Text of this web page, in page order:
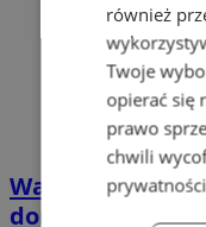
Wakacyjny
domkach
również
Twoje
opierać się
prawo
chwili
prywatności